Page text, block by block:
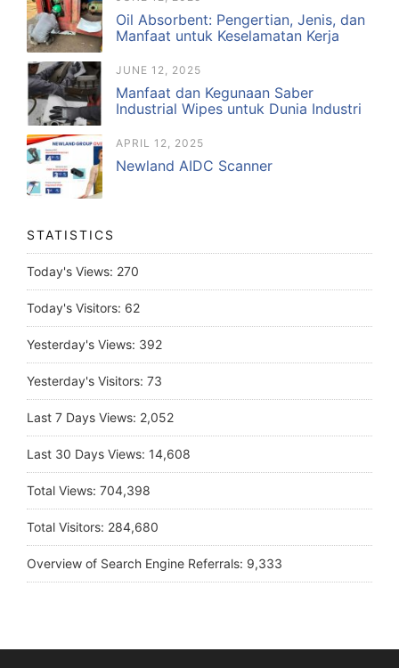
Oil Absorbent: Pengertian, Jenis, dan
Manfaat untuk Keselamatan Kerja
JUNE 12, 2025
Manfaat dan Kegunaan Saber
Industrial Wipes untuk Dunia Industri
APRIL 12, 2025
Newland AIDC Scanner
STATISTICS
Today's Views: 270
Today's Visitors: 62
Yesterday's Views: 392
Yesterday's Visitors: 73
Last 7 Days Views: 2,052
Last 30 Days Views: 14,608
Total Views: 704,398
Total Visitors: 284,680
Overview of Search Engine Referrals: 9,333